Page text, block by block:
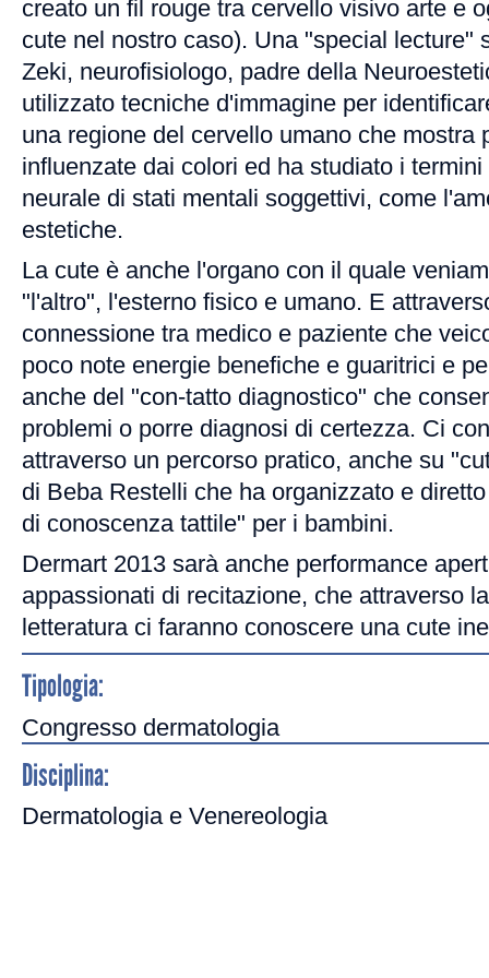
creato un fil rouge tra cervello visivo arte e
cute nel nostro caso). Una "special lecture"
Zeki, neurofisiologo, padre della
utilizzato tecniche d'immagine per
una regione del cervello umano che mostra
influenzate dai colori ed ha studiato i
neurale di stati mentali soggettivi, come
estetiche.
La cute è anche l'organo con il quale
"l'altro", l'esterno fisico e umano. E
connessione tra medico e paziente che
poco note energie benefiche e guaritrici e
anche del "con-tatto diagnostico" che
problemi o porre diagnosi di certezza. Ci
attraverso un percorso pratico, anche su
di Beba Restelli che ha organizzato e
di conoscenza tattile" per i bambini.
Dermart 2013 sarà anche performance
appassionati di recitazione, che attraverso
letteratura ci faranno conoscere una cute
Tipologia:
Congresso dermatologia
Disciplina:
Dermatologia e Venereologia